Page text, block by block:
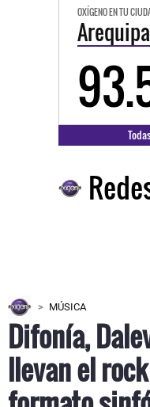
OXÍGENO EN TU
Arequipa
MÚSICA
Difonía,
llevan el